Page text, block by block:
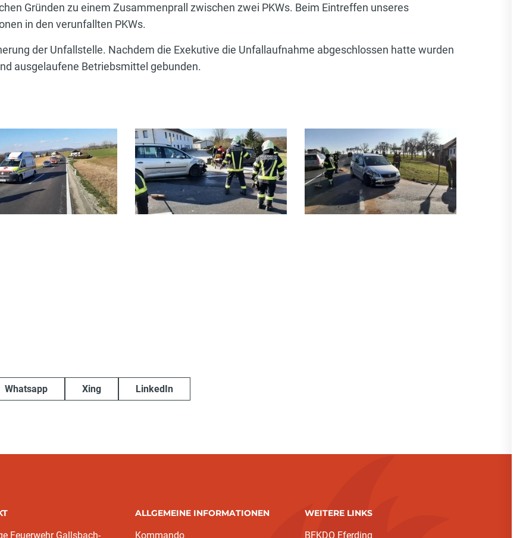
Gründen zu einem Zusammenprall zwischen zwei PKWs. Beim Eintreffen unseres
in den verunfallten PKWs.
der Unfallstelle. Nachdem die Exekutive die Unfallaufnahme abgeschlossen hatte wurden
ausgelaufene Betriebsmittel gebunden.
Whatsapp Xing LinkedIn
Feuerwehr Gallsbach-
ALLGEMEINE INFORMATIONEN
Kommando
WEITERE LINKS
BFKDO Eferding